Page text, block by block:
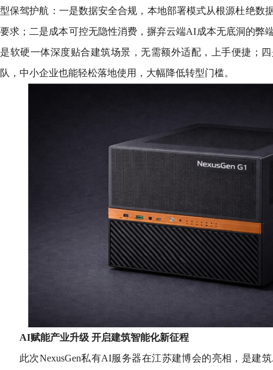
型保驾护航：一是数据安全合规，本地部署模式从根源杜绝数
要求；二是成本可控无隐性消费，摒弃云端AI成本无底洞的弊
是软硬一体深度贴合建筑场景，无需额外适配，上手便捷；
队，中小企业也能轻松落地使用，大幅降低转型门槛。
AI赋能产业升级 开启建筑智能化新征程
此次NexusGen私有AI服务器在江苏建博会的亮相，是建